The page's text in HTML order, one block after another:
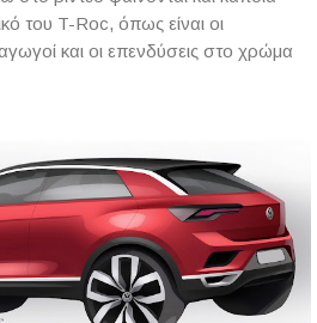
του T-Roc, όπως είναι οι
και οι επενδύσεις στο χρώμα